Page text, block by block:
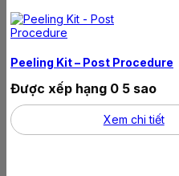
Peeling Kit – Post Procedure
Được xếp hạng 0 5 sao
Xem chi tiết